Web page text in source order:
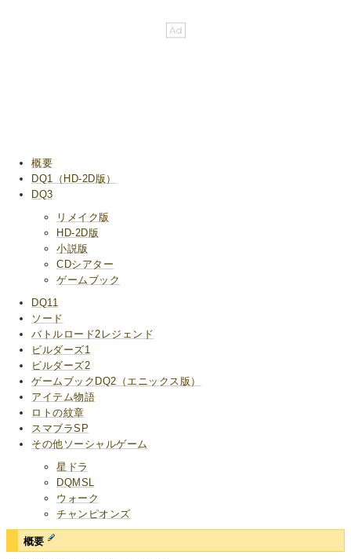
概要
DQ1（HD-2D版）
DQ3
リメイク版
HD-2D版
小説版
CDシアター
ゲームブック
DQ11
ソード
バトルロード2レジェンド
ビルダーズ1
ビルダーズ2
ゲームブックDQ2（エニックス版）
アイテム物語
ロトの紋章
スマブラSP
その他ソーシャルゲーム
星ドラ
DQMSL
ウォーク
チャンピオンズ
概要